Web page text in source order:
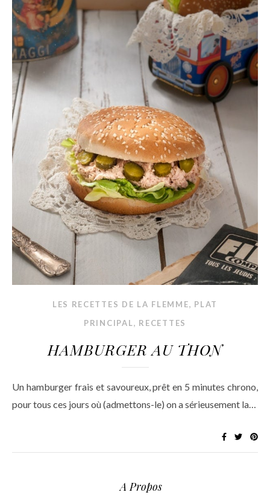
LES RECETTES DE LA FLEMME
PLAT
PRINCIPAL
RECETTES
HAMBURGER AU THON
Un hamburger frais et savoureux, prêt en 5 minutes chrono,
pour tous ces jours où (admettons-le) on a sérieusement la…
A Propos